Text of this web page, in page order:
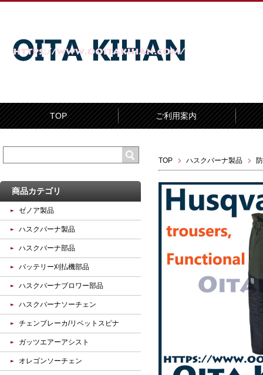
TOP ご利用案内
TOP ハスクバーナ製品
商品カテゴリ
ゼノア製品
ハスクバーナ製品
ハスクバーナ部品
バッテリー刈払機部品
ハスクバーナブロワー部品
ハスクバーナソーチェン
チェンブレーカ/リベットスピナ
ガッツエアーアシスト
オレゴンソーチェン